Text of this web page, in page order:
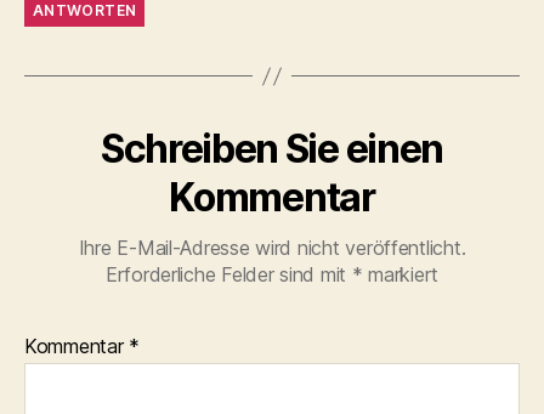
ANTWORTEN
Schreiben Sie einen
Kommentar
Ihre E-Mail-Adresse wird nicht veröffentlicht.
Erforderliche Felder sind mit * markiert
Kommentar *